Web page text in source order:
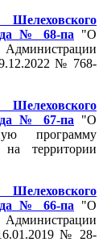
№ 68-па
"О
№ 768-
№ 67-па
"О
программу
на территории
№ 66-па
"О
№ 28-